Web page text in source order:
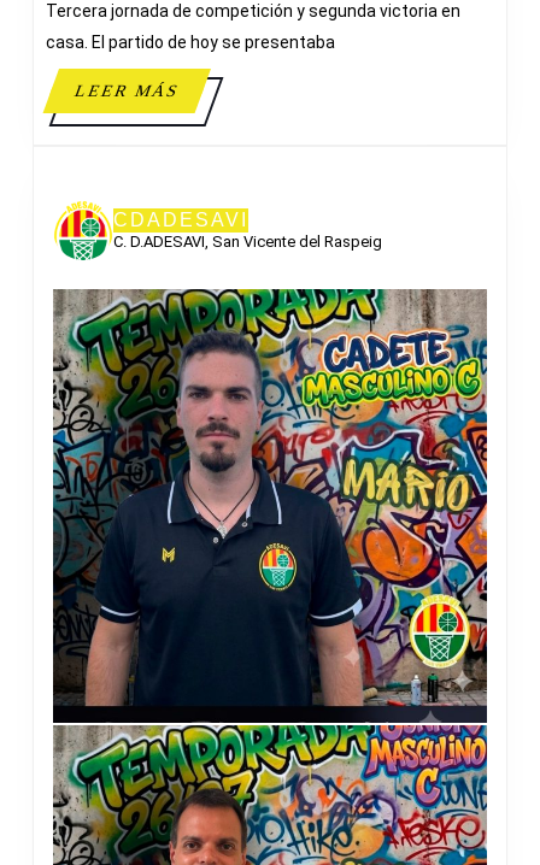
Tercera jornada de competición y segunda victoria en
casa. El partido de hoy se presentaba
LEER MÁSLEER
MÁS
CDADESAVI
C. D.ADESAVI, San Vicente del Raspeig